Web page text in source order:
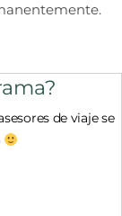
de viaje se